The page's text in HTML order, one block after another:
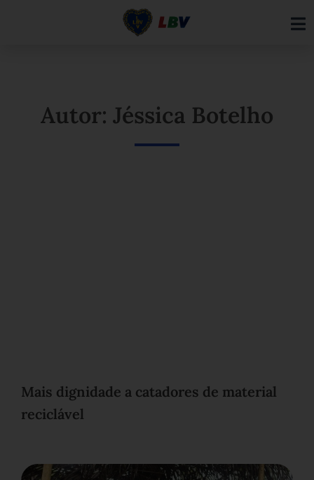
Autor: Jéssica Botelho
Mais dignidade a catadores de material
reciclável